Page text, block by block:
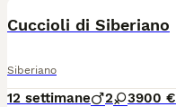
Cuccioli di Siberiano
Siberiano
12 settimane 2 3900 €